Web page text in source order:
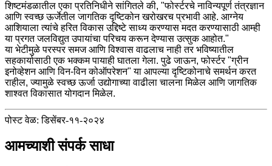
शिष्टमंडळातील एका प्रतिनिधीने सांगितले की, "फोर्स्टरचे नाविन्यपूर्ण तंत्रज्ञान
आणि स्वच्छ ऊर्जेतील जागतिक दृष्टिकोन खरोखरच प्रभावी आहे. आग्नेय
आशियाला त्यांचे हरित विकास उद्दिष्टे साध्य करण्यास मदत करण्यासाठी आम्ही
या प्रगत जलविद्युत उपायांचा परिचय करून देण्यास उत्सुक आहोत."
या भेटीमुळे परस्पर समज आणि विश्वास वाढलाच नाही तर भविष्यातील
सहकार्यासाठी एक भक्कम पायाही घातला गेला. पुढे जाऊन, फोर्स्टर "ग्रीन
इनोव्हेशन आणि विन-विन कोऑपरेशन" या आपल्या दृष्टिकोनाचे समर्थन करत
राहील, ज्यामुळे स्वच्छ ऊर्जा उद्योगाच्या वाढीला चालना मिळेल आणि जागतिक
शाश्वत विकासात योगदान मिळेल.
पोस्ट वेळ: डिसेंबर-११-२०२४
आमच्याशी संपर्क साधा